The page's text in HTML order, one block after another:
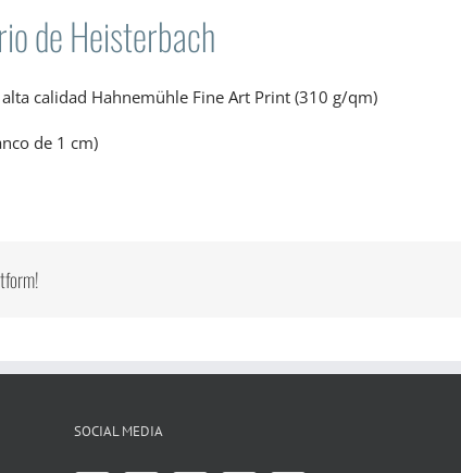
de Heisterbach
calidad Hahnemühle Fine Art Print (310 g/qm)
de 1 cm)
SOCIAL MEDIA